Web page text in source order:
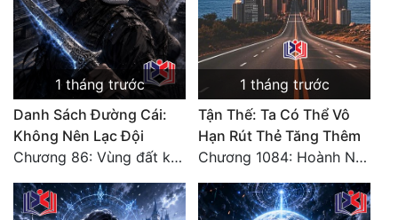
Xuyên Thư
Điền Văn
Đông Phương
Đông Phương Huyền Huyễn
Đồng Nhân
1 tháng trước
Danh Sách Đường Cái:
Không Nên Lạc Đội
Chương 86: Vùng đất không cửa
1 tháng trước
Tận Thế: Ta Có Thể Vô
Hạn Rút Thẻ Tăng Thêm
Chương 1084: Hoành Nhập Vi Quan